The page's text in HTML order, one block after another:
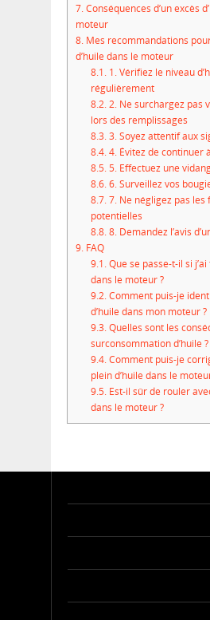
7.Conséquences d’un excès
moteur
8. Mes recommandations
d’huile dans le moteur
8.1.1. Vérifiez le niveau
régulièrement
8.2.2. Ne surchargez pas
lors des remplissages
8.3.3. Soyez attentif aux
8.4.4. Évitez de continuer
8.5.5. Effectuez une
8.6.6. Surveillez vos
8.7.7. Ne négligez pas les
potentielles
8.8.8. Demandez l’avis
9. FAQ
9.1.Que se passe-t-il si j’ai
dans le moteur ?
9.2.Comment puis-je
d’huile dans mon moteur ?
9.3.Quelles sont les
surconsommation d’huile ?
9.4.Comment puis-je
plein d’huile dans le
9.5.Est-il sûr de rouler
dans le moteur ?